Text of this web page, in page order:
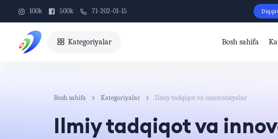
100k 500k 71-202-01-15
Kategoriyalar Bosh sahifa
Bosh sahifa Kategoriyalar Ilmiy tadqiqot va innovatsiyalar
Ilmiy tadqiqot va